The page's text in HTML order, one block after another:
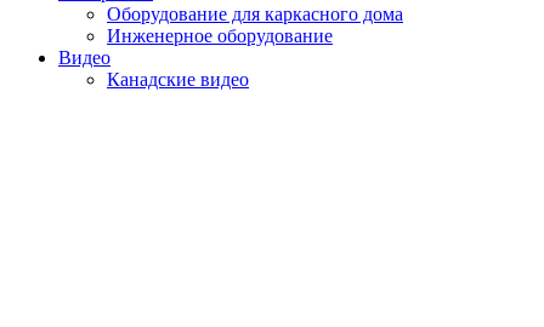
Оборудование для каркасного дома
Инженерное оборудование
Видео
Канадские видео